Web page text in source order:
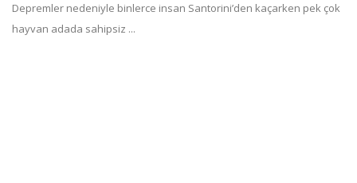
Depremler nedeniyle binlerce insan Santorini’den kaçarken pek çok
hayvan adada sahipsiz ...